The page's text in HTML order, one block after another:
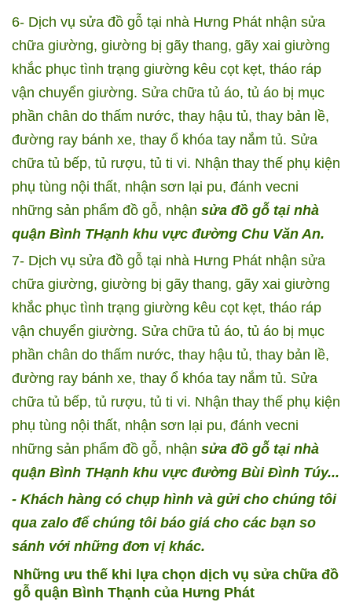
6- Dịch vụ sửa đồ gỗ tại nhà Hưng Phát nhận sửa
chữa giường, giường bị gãy thang, gãy xai giường
khắc phục tình trạng giường kêu cọt kẹt, tháo ráp
vận chuyển giường. Sửa chữa tủ áo, tủ áo bị mục
phần chân do thấm nước, thay hậu tủ, thay bản lề,
đường ray bánh xe, thay ổ khóa tay nắm tủ. Sửa
chữa tủ bếp, tủ rượu, tủ ti vi. Nhận thay thế phụ kiện
phụ tùng nội thất, nhận sơn lại pu, đánh vecni
những sản phẩm đồ gỗ, nhận sửa đồ gỗ tại nhà
quận Bình THạnh khu vực đường Chu Văn An.
7- Dịch vụ sửa đồ gỗ tại nhà Hưng Phát nhận sửa
chữa giường, giường bị gãy thang, gãy xai giường
khắc phục tình trạng giường kêu cọt kẹt, tháo ráp
vận chuyển giường. Sửa chữa tủ áo, tủ áo bị mục
phần chân do thấm nước, thay hậu tủ, thay bản lề,
đường ray bánh xe, thay ổ khóa tay nắm tủ. Sửa
chữa tủ bếp, tủ rượu, tủ ti vi. Nhận thay thế phụ kiện
phụ tùng nội thất, nhận sơn lại pu, đánh vecni
những sản phẩm đồ gỗ, nhận sửa đồ gỗ tại nhà
quận Bình THạnh khu vực đường Bùi Đình Túy...
- Khách hàng có chụp hình và gửi cho chúng tôi
qua zalo để chúng tôi báo giá cho các bạn so
sánh với những đơn vị khác.
Những ưu thế khi lựa chọn dịch vụ sửa chữa đồ
gỗ quận Bình Thạnh của Hưng Phát